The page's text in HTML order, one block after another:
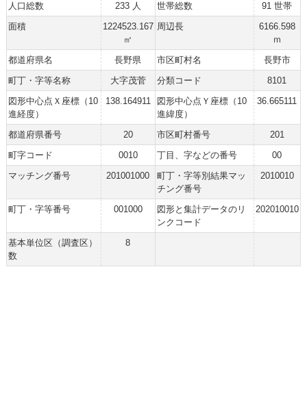
人口総数
233 人 世帯総数
91 世帯
面積
1224523.167
㎡
周辺長
6166.598
ｍ
都道府県名
長野県 市区町村名
長野市
町丁・字等名称
大字茂菅 分類コード
8101
図形中心点Ｘ座標（10
進経度）
138.164911
図形中心点Ｙ座標（10
進緯度）
36.665111
都道府県番号 20 市区町村番号
201
町字コード
0010 丁目、字などの番号
00
マッチング番号
201001000
町丁・字等別結果マッ
チング番号
2010010
町丁・字等番号 001000
図形と集計データのリ
ンクコード
202010010
基本単位区（調査区）
数
8